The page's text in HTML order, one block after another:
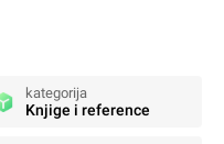
kategorija
Knjige i reference